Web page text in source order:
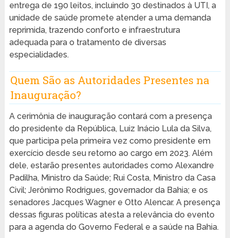
entrega de 190 leitos, incluindo 30 destinados à UTI, a
unidade de saúde promete atender a uma demanda
reprimida, trazendo conforto e infraestrutura
adequada para o tratamento de diversas
especialidades.
Quem São as Autoridades Presentes na
Inauguração?
A cerimônia de inauguração contará com a presença
do presidente da República, Luiz Inácio Lula da Silva,
que participa pela primeira vez como presidente em
exercício desde seu retorno ao cargo em 2023. Além
dele, estarão presentes autoridades como Alexandre
Padilha, Ministro da Saúde; Rui Costa, Ministro da Casa
Civil; Jerônimo Rodrigues, governador da Bahia; e os
senadores Jacques Wagner e Otto Alencar. A presença
dessas figuras políticas atesta a relevância do evento
para a agenda do Governo Federal e a saúde na Bahia.